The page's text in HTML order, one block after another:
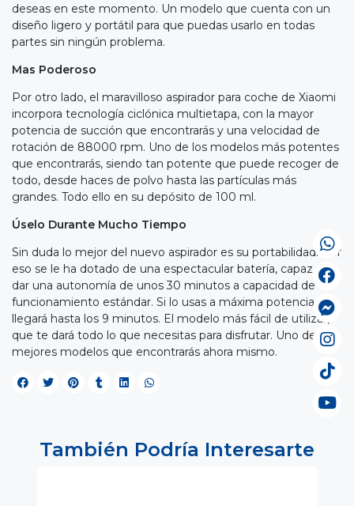
deseas en este momento. Un modelo que cuenta con un
diseño ligero y portátil para que puedas usarlo en todas
partes sin ningún problema.
Mas Poderoso
Por otro lado, el maravilloso aspirador para coche de Xiaomi
incorpora tecnología ciclónica multietapa, con la mayor
potencia de succión que encontrarás y una velocidad de
rotación de 88000 rpm. Uno de los modelos más potentes
que encontrarás, siendo tan potente que puede recoger de
todo, desde haces de polvo hasta las partículas más
grandes. Todo ello en su depósito de 100 ml.
Úselo Durante Mucho Tiempo
Sin duda lo mejor del nuevo aspirador es su portabilidad. Por
eso se le ha dotado de una espectacular batería, capaz de
dar una autonomía de unos 30 minutos a capacidad de
funcionamiento estándar. Si lo usas a máxima potencia,
llegará hasta los 9 minutos. El modelo más fácil de utilizar,
que te dará todo lo que necesitas para disfrutar. Uno de los
mejores modelos que encontrarás ahora mismo.
También Podría Interesarte